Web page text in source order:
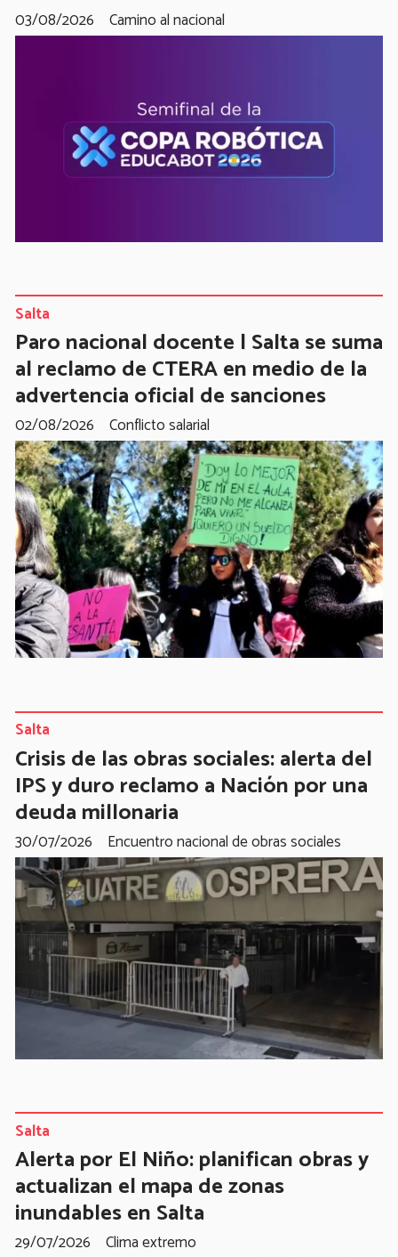
Camino al nacional
03/08/2026
Paro nacional docente | Salta se suma
al reclamo de CTERA en medio de la
advertencia oficial de sanciones
Conflicto salarial
Salta
02/08/2026
Crisis de las obras sociales: alerta del
IPS y duro reclamo a Nación por una
deuda millonaria
Encuentro nacional de obras sociales
Salta
30/07/2026
Alerta por El Niño: planifican obras y
actualizan el mapa de zonas
inundables en Salta
Clima extremo
Salta
29/07/2026